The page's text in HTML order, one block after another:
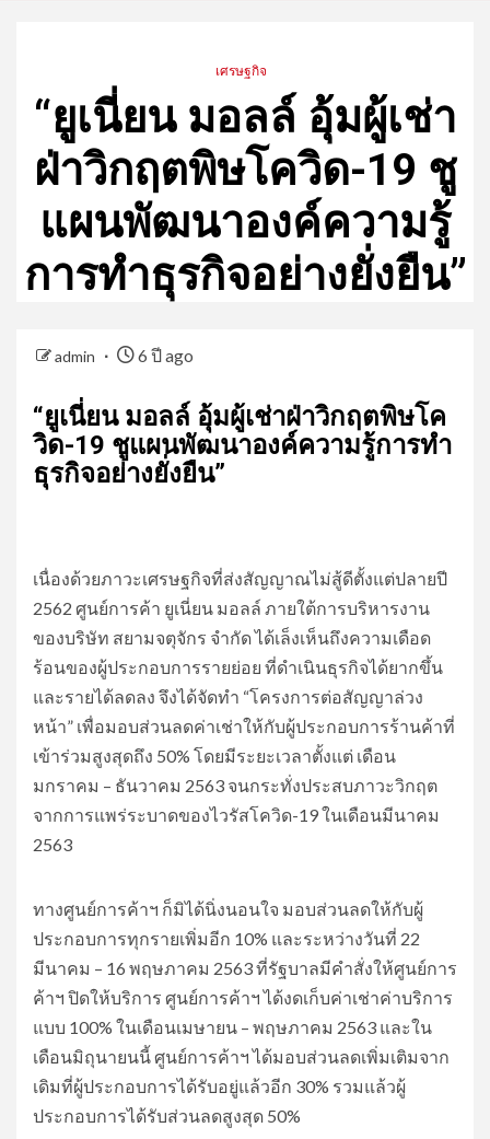
เศรษฐกิจ
“ยูเนี่ยน มอลล์ อุ้มผู้เช่า
ฝ่าวิกฤตพิษโควิด-19 ชู
แผนพัฒนาองค์ความรู้
การทำธุรกิจอย่างยั่งยืน”
admin 6 ปี ago
“ยูเนี่ยน มอลล์ อุ้มผู้เช่าฝ่าวิกฤตพิษโค
วิด-19 ชูแผนพัฒนาองค์ความรู้การทำ
ธุรกิจอย่างยั่งยืน”
เนื่องด้วยภาวะเศรษฐกิจที่ส่งสัญญาณไม่สู้ดีตั้งแต่ปลายปี
2562 ศูนย์การค้า ยูเนี่ยน มอลล์ ภายใต้การบริหารงาน
ของบริษัท สยามจตุจักร จำกัด ได้เล็งเห็นถึงความเดือด
ร้อนของผู้ประกอบการรายย่อย ที่ดำเนินธุรกิจได้ยากขึ้น
และรายได้ลดลง จึงได้จัดทำ “โครงการต่อสัญญาล่วง
หน้า” เพื่อมอบส่วนลดค่าเช่าให้กับผู้ประกอบการร้านค้าที่
เข้าร่วมสูงสุดถึง 50% โดยมีระยะเวลาตั้งแต่ เดือน
มกราคม – ธันวาคม 2563 จนกระทั่งประสบภาวะวิกฤต
จากการแพร่ระบาดของไวรัสโควิด-19 ในเดือนมีนาคม
2563
ทางศูนย์การค้าฯ ก็มิได้นิ่งนอนใจ มอบส่วนลดให้กับผู้
ประกอบการทุกรายเพิ่มอีก 10% และระหว่างวันที่ 22
มีนาคม – 16 พฤษภาคม 2563 ที่รัฐบาลมีคำสั่งให้ศูนย์การ
ค้าฯ ปิดให้บริการ ศูนย์การค้าฯ ได้งดเก็บค่าเช่าค่าบริการ
แบบ 100% ในเดือนเมษายน – พฤษภาคม 2563 และใน
เดือนมิถุนายนนี้ ศูนย์การค้าฯ ได้มอบส่วนลดเพิ่มเติมจาก
เดิมที่ผู้ประกอบการได้รับอยู่แล้วอีก 30% รวมแล้วผู้
ประกอบการได้รับส่วนลดสูงสุด 50%